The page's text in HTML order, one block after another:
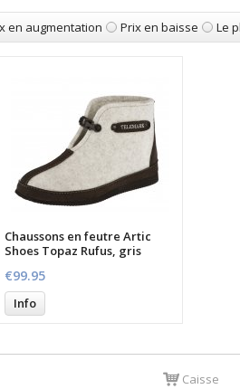
en augmentation Prix en baisse Le
Chaussons en feutre Artic
Shoes Topaz Rufus, gris
€99.95
Info
Caisse